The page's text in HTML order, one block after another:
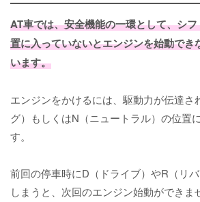
AT車では、安全機能の一環として、シ
置に入っていないとエンジンを始動でき
います。
エンジンをかけるには、駆動力が伝達さ
グ）もしくはN（ニュートラル）の位置
す。
前回の停車時にD（ドライブ）やR（リ
しまうと、次回のエンジン始動ができま